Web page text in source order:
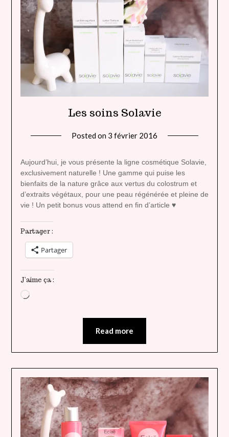
Les soins Solavie
Posted on 3 février 2016
heavenly
Aujourd’hui, je vous présente la ligne cosmétique Solavie,
exclusivement naturelle ! Une gamme qui puise les
bienfaits de la nature grâce aux vertus du colostrum et
d’extraits végétaux, pour une peau régénérée et pleine de
vie ! Un petit bonus vous attend en fin d’article ♥
Partager :
Partager
J’aime ça :
Chargement…
Read more